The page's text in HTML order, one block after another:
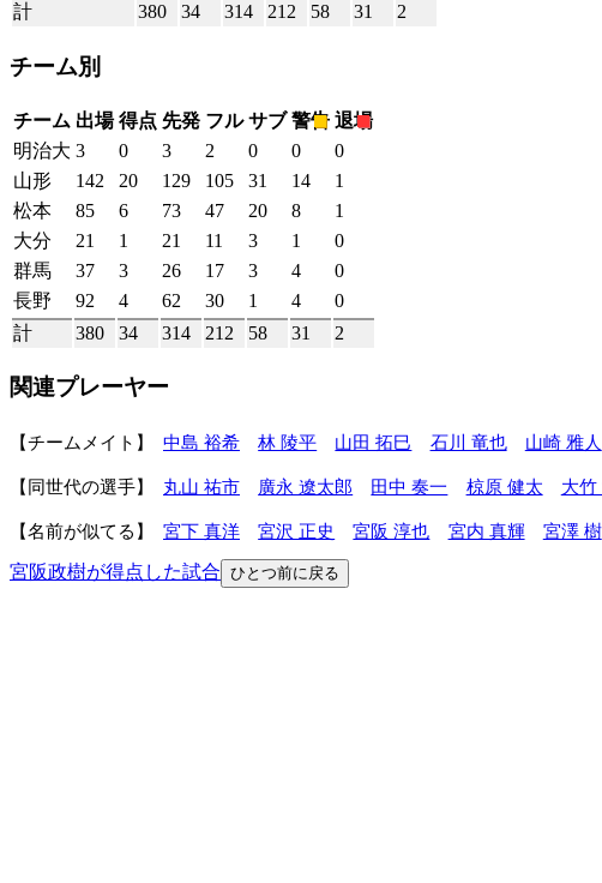
計
380 34 314 212 58 31 2
チーム別
チーム 出場 得点 先発 フル サブ 警告 退場
明治大 3 0 3 2 0 0
0
山形
142 20 129 105 31 14
1
松本
85 6 73 47 20 8
1
大分
21 1 21 11 3 1
0
群馬
37 3 26 17 3 4
0
長野
92 4 62 30 1 4
0
計
380 34 314 212 58 31 2
関連プレーヤー
チームメイト 中島 裕希 林 陵平 山田 拓巳 石川 竜也 山崎 雅人
同世代の選手 丸山 祐市 廣永 遼太郎 田中 奏一 椋原 健太 大竹
名前が似てる 宮下 真洋 宮沢 正史 宮阪 淳也 宮内 真輝 宮澤 樹
宮阪政樹が得点した試合 ひとつ前に戻る